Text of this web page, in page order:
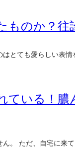
のか？往
とても愛らしい表
いる！
。 ただ、自宅に来